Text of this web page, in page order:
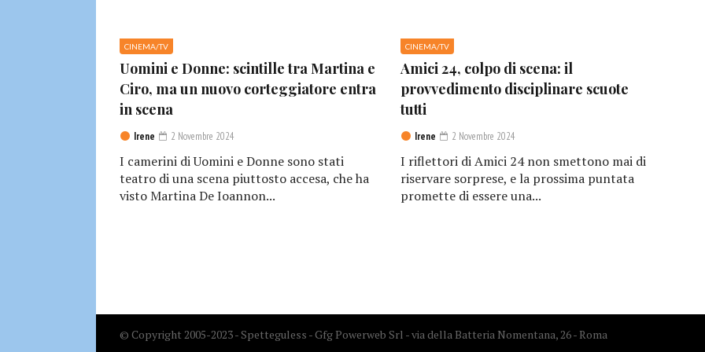
CINEMA/TV
Uomini e Donne: scintille tra Martina e
Ciro, ma un nuovo corteggiatore entra
in scena
Irene 2 Novembre 2024
I camerini di Uomini e Donne sono stati
teatro di una scena piuttosto accesa, che ha
visto Martina De Ioannon...
CINEMA/TV
Amici 24, colpo di scena: il
provvedimento disciplinare scuote
tutti
Irene 2 Novembre 2024
I riflettori di Amici 24 non smettono mai di
riservare sorprese, e la prossima puntata
promette di essere una...
© Copyright 2005-2023 - Spetteguless - Gfg Powerweb Srl - via della Batteria Nomentana, 26 - Roma